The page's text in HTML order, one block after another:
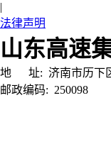
|
法律声明
山东高速
地 址: 济南市历下
邮政编码: 250098